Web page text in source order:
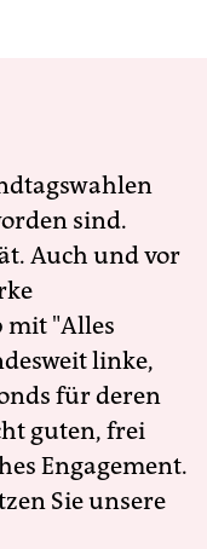
sind.
Auch und vor
mit "Alles
linke,
für deren
guten, frei
Engagement.
Sie unsere